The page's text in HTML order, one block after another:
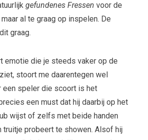
gefundenes Fressen voor de
al te graag op inspelen. De
graag.
emotie die je steeds vaker op de
stoort me daarentegen wel
een speler die scoort is het
een must dat hij daarbij op het
wijst of zelfs met beide handen
truitje probeert te showen. Alsof hij